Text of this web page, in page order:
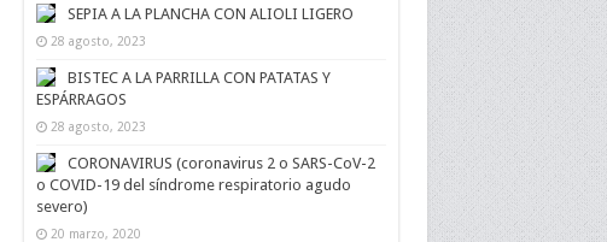
SEPIA A LA PLANCHA CON ALIOLI LIGERO
28 agosto, 2023
BISTEC A LA PARRILLA CON PATATAS Y
ESPÁRRAGOS
28 agosto, 2023
CORONAVIRUS (coronavirus 2 o SARS-CoV-2
o COVID-19 del síndrome respiratorio agudo
severo)
20 marzo, 2020